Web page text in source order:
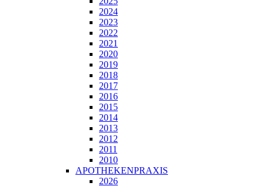
2024
2023
2022
2021
2020
2019
2018
2017
2016
2015
2014
2013
2012
2011
2010
APOTHEKENPRAXIS
2026